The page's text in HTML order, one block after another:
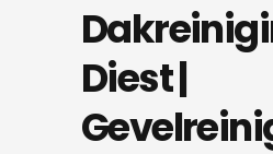
Diest |